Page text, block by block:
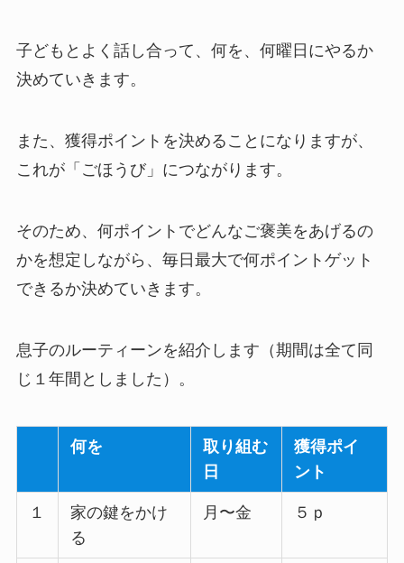
子どもとよく話し合って、何を、何曜日にやるか
決めていきます。
また、獲得ポイントを決めることになりますが、
これが「ごほうび」につながります。
そのため、何ポイントでどんなご褒美をあげるの
かを想定しながら、毎日最大で何ポイントゲット
できるか決めていきます。
息子のルーティーンを紹介します（期間は全て同
じ１年間としました）。
何を
取り組む
日
獲得ポイ
ント
１
家の鍵をかけ
る
月〜金 ５ｐ